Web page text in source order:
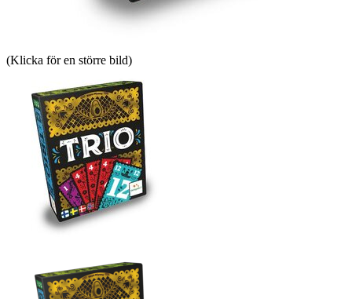
(Klicka för en större bild)